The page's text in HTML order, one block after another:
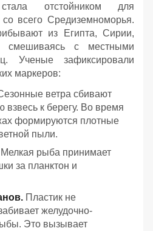
отстойником для
со всего Средиземноморья.
из Египта, Сирии,
с местными
Ученые зафиксировали
маркеров:
ветра сбивают
взвесь к берегу. Во время
формируются плотные
пыли.
Мелкая рыба принимает
за планктон и
Пластик не
желудочно-
Это вызывает